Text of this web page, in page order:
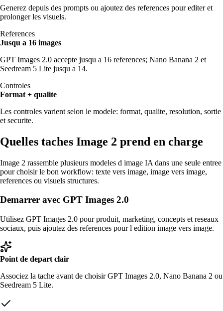
Generez depuis des prompts ou ajoutez des references pour editer et
prolonger les visuels.
References
Jusqu a 16 images
GPT Images 2.0 accepte jusqu a 16 references; Nano Banana 2 et
Seedream 5 Lite jusqu a 14.
Controles
Format + qualite
Les controles varient selon le modele: format, qualite, resolution, sortie
et securite.
Quelles taches Image 2 prend en charge
Image 2 rassemble plusieurs modeles d image IA dans une seule entree
pour choisir le bon workflow: texte vers image, image vers image,
references ou visuels structures.
Demarrer avec GPT Images 2.0
Utilisez GPT Images 2.0 pour produit, marketing, concepts et reseaux
sociaux, puis ajoutez des references pour l edition image vers image.
Point de depart clair
Associez la tache avant de choisir GPT Images 2.0, Nano Banana 2 ou
Seedream 5 Lite.